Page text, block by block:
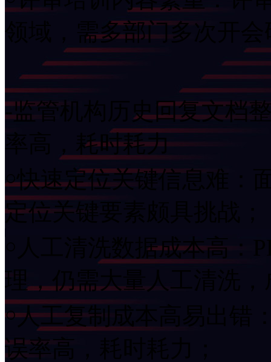
领域，需多部门多次开
-监管机构历史回复文档整
率高，耗时耗力
￮快速定位关键信息难：
定位关键要素颇具挑战；
￮人工清洗数据成本高
理，仍需大量人工清洗
￮人工复制成本高易出错
误率高，耗时耗力；